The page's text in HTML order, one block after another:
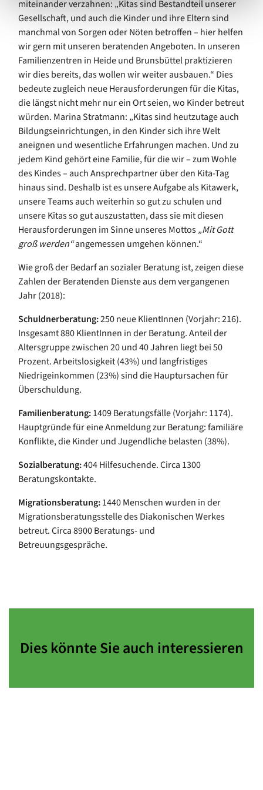
miteinander verzahnen: „Kitas sind Bestandteil unserer
Gesellschaft, und auch die Kinder und ihre Eltern sind
manchmal von Sorgen oder Nöten betroffen – hier helfen
wir gern mit unseren beratenden Angeboten. In unseren
Familienzentren in Heide und Brunsbüttel praktizieren
wir dies bereits, das wollen wir weiter ausbauen.“ Dies
bedeute zugleich neue Herausforderungen für die Kitas,
die längst nicht mehr nur ein Ort seien, wo Kinder betreut
würden. Marina Stratmann: „Kitas sind heutzutage auch
Bildungseinrichtungen, in den Kinder sich ihre Welt
aneignen und wesentliche Erfahrungen machen. Und zu
jedem Kind gehört eine Familie, für die wir – zum Wohle
des Kindes – auch Ansprechpartner über den Kita-Tag
hinaus sind. Deshalb ist es unsere Aufgabe als Kitawerk,
unsere Teams auch weiterhin so gut zu schulen und
unsere Kitas so gut auszustatten, dass sie mit diesen
Herausforderungen im Sinne unseres Mottos„Mit Gott
groß werden“angemessen umgehen können.“
Wie groß der Bedarf an sozialer Beratung ist, zeigen diese
Zahlen der Beratenden Dienste aus dem vergangenen
Jahr (2018):
Schuldnerberatung:250 neue KlientInnen (Vorjahr: 216).
Insgesamt 880 KlientInnen in der Beratung. Anteil der
Altersgruppe zwischen 20 und 40 Jahren liegt bei 50
Prozent. Arbeitslosigkeit (43%) und langfristiges
Niedrigeinkommen (23%) sind die Hauptursachen für
Überschuldung.
Familienberatung:1409 Beratungsfälle (Vorjahr: 1174).
Hauptgründe für eine Anmeldung zur Beratung: familiäre
Konflikte, die Kinder und Jugendliche belasten (38%).
Sozialberatung:404 Hilfesuchende. Circa 1300
Beratungskontakte.
Migrationsberatung:1440 Menschen wurden in der
Migrationsberatungsstelle des Diakonischen Werkes
betreut. Circa 8900 Beratungs- und
Betreuungsgespräche.
Dies könnte Sie auch interessieren